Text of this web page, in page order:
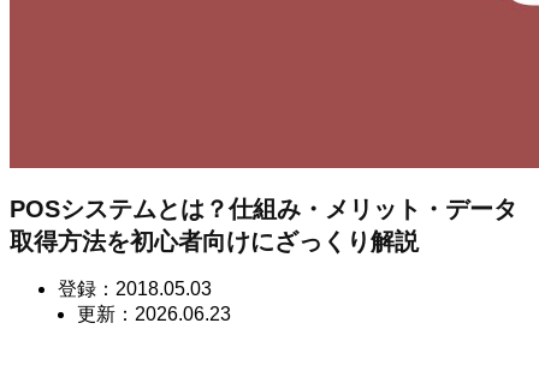
POSシステムとは？仕組み・メリット・データ
取得方法を初心者向けにざっくり解説
登録： 2018.05.03
更新： 2026.06.23